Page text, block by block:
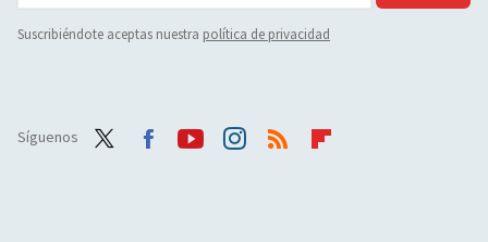
Suscribiéndote aceptas nuestra política de privacidad
Síguenos